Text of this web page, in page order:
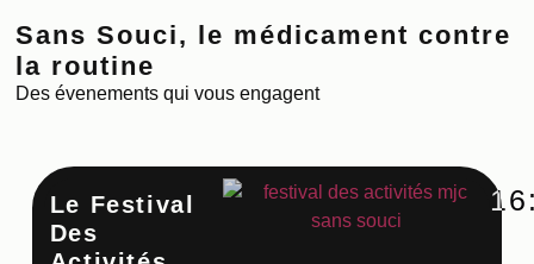
Sans Souci, le médicament contre
la routine
Des évenements qui vous engagent
Le Festival
Des